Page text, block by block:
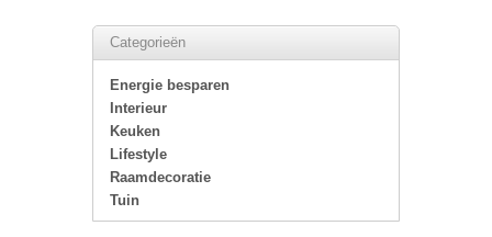
Categorieën
Energie besparen
Interieur
Keuken
Lifestyle
Raamdecoratie
Tuin